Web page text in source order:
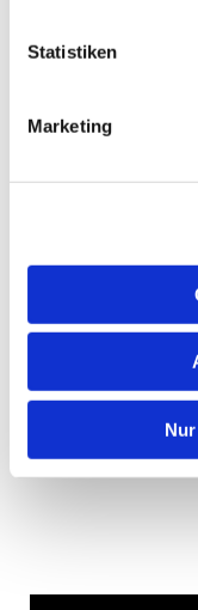
Statistiken
Marketing
Musik öffnet